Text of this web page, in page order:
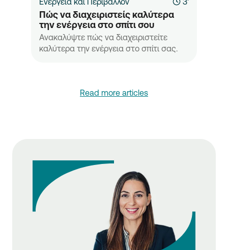
Πώς να διαχειριστείς καλύτερα
την ενέργεια στο σπίτι σου
Ανακαλύψτε πώς να διαχειριστείτε
καλύτερα την ενέργεια στο σπίτι σας.
Read more articles